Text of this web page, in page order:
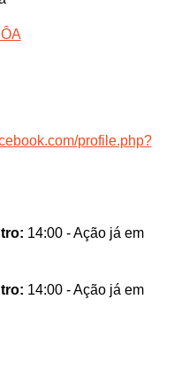
profile.php?
14:00 - Ação já em
14:00 - Ação já em